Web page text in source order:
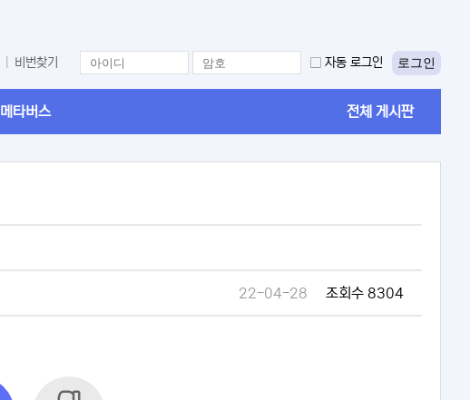
비번찾기 자동 로그인 로그인
메타버스 전체 게시판
22-04-28 조회수 8304